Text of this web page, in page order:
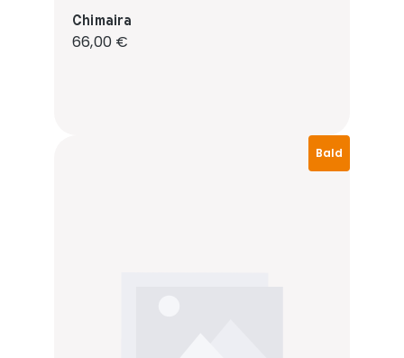
Chimaira
Regulärer Preis:
66,00 €
Bald